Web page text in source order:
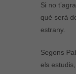
Si no
què serà
estrany.
Segons
els